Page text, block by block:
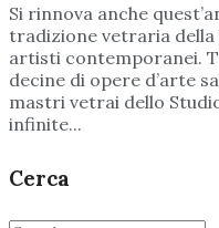
Si rinnova anche
tradizione vetraria della
artisti contemporanei.
decine di opere d’arte
mastri vetrai dello
infinite...
Cerca